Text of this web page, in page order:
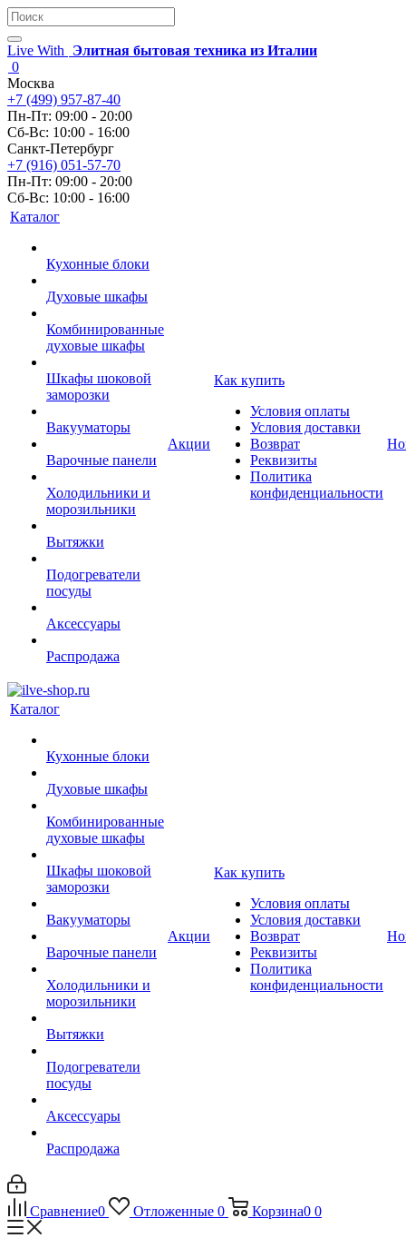
Live With
Элитная бытовая техника из Италии
0
Москва
+7 (499) 957-87-40
Пн-Пт: 09:00 - 20:00
Сб-Вс: 10:00 - 16:00
Санкт-Петербург
+7 (916) 051-57-70
Пн-Пт: 09:00 - 20:00
Сб-Вс: 10:00 - 16:00
Каталог
Кухонные блоки
Духовые шкафы
Комбинированные
духовые шкафы
Шкафы шоковой
заморозки
Вакууматоры
Варочные панели
Холодильники и
морозильники
Вытяжки
Подогреватели
посуды
Аксессуары
Распродажа
Акции
Как купить
Условия оплаты
Условия доставки
Возврат
Реквизиты
Политика
конфиденциальности
Каталог
Кухонные блоки
Духовые шкафы
Комбинированные
духовые шкафы
Шкафы шоковой
заморозки
Вакууматоры
Варочные панели
Холодильники и
морозильники
Вытяжки
Подогреватели
посуды
Аксессуары
Распродажа
Акции
Как купить
Условия оплаты
Условия доставки
Возврат
Реквизиты
Политика
конфиденциальности
Сравнение0 Отложенные 0 Корзина0 0